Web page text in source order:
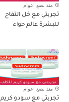
منذ بضع اعوام
تجربتي مع خل التفاح
للبشرة عالم حواء
منذ بضع اعوام
تجربتي مع سودو كريم